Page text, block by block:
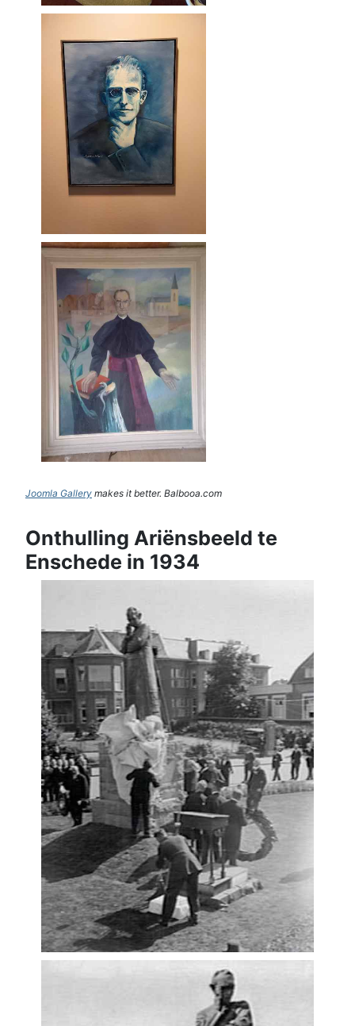
Joomla Gallery makes it better. Balbooa.com
Onthulling Ariënsbeeld te
Enschede in 1934